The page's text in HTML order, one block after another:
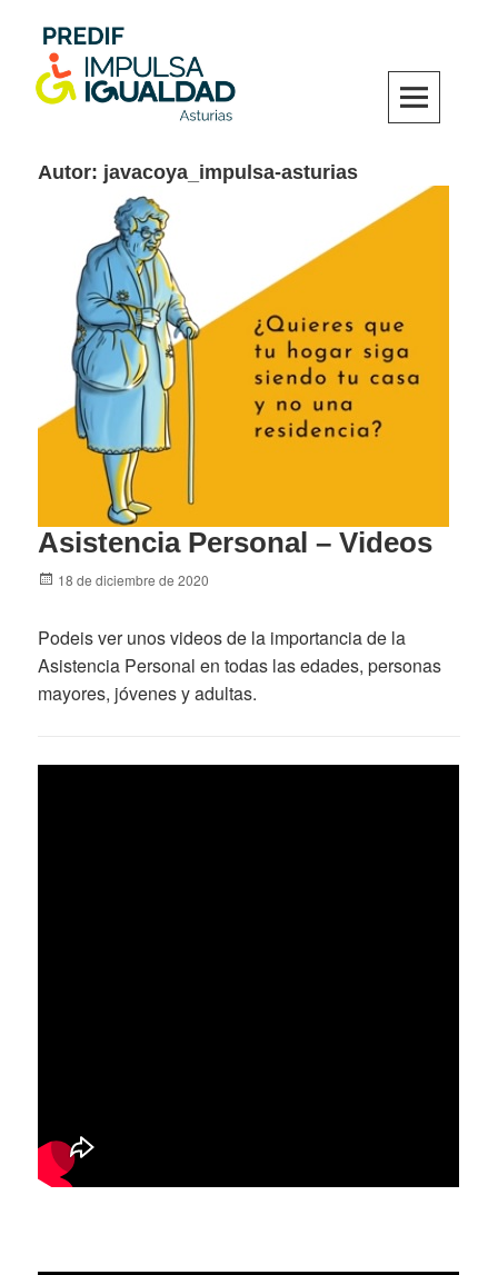
content
Autor: javacoya_impulsa-asturias
Asistencia Personal – Videos
Posted
18 de diciembre de 2020
Podeis ver unos videos de la importancia de la
Asistencia Personal en todas las edades, personas
mayores, jóvenes y adultas.